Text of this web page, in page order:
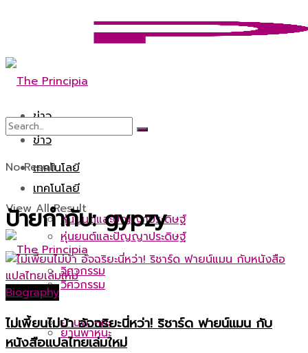
ข่าว
เทคโนโลยี
หุ่นยนต์และปัญญาประดิษฐ์
วิศวกรรม
ยานพาหนะ
ข่าว
เทคโนโลยี
หุ่นยนต์และปัญญาประดิษฐ์
วิศวกรรม
ยานพาหนะ
No Result
View All Result
ป้ายกำกับ:gypzy
Biography
ไม่เพี้ยนไม่บ้า อัจฉริยะนี่หว่า! ริชาร์ด ฟายน์แมน กับ
หนังสือแปลไทยเล่มใหม่